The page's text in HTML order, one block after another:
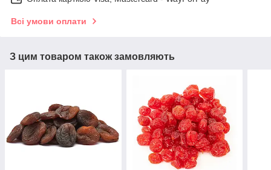
Всі умови оплати
З цим товаром також замовляють